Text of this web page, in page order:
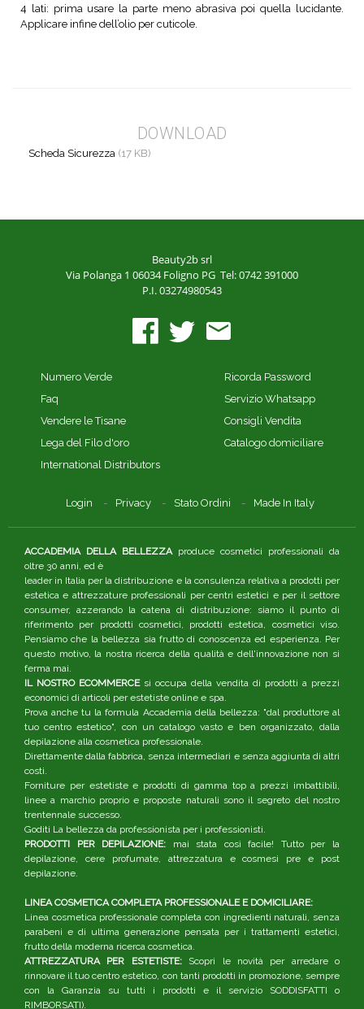
4 lati: prima usare la parte meno abrasiva poi quella lucidante.
Applicare infine dell’olio per cuticole.
DOWNLOAD
Scheda Sicurezza (17 KB)
Beauty2b srl
Via Polanga 1 06034 Foligno PG Tel: 0742 391000
P.I. 03274980543
Numero Verde
Faq
Vendere le Tisane
Lega del Filo d'oro
International Distributors
Ricorda Password
Servizio Whatsapp
Consigli Vendita
Catalogo domiciliare
Login Privacy Stato Ordini Made In Italy
ACCADEMIA DELLA BELLEZZAproduce cosmetici professionali da
oltre 30 anni, ed è
leader in Italia per la distribuzione e la consulenza relativa a prodotti per
estetica e attrezzature professionali per centri estetici e per il settore
consumer, azzerando la catena di distribuzione: siamo il punto di
riferimento per prodotti cosmetici, prodotti estetica, cosmetici viso.
Pensiamo che la bellezza sia frutto di conoscenza ed esperienza. Per
questo motivo, la nostra ricerca della qualità e dell'innovazione non si
ferma mai.
IL NOSTRO ECOMMERCEsi occupa della vendita di prodotti a prezzi
economici di articoli per estetiste online e spa.
Prova anche tu la formula Accademia della bellezza: "dal produttore al
tuo centro estetico", con un catalogo vasto e ben organizzato, dalla
depilazione alla cosmetica professionale.
Direttamente dalla fabbrica, senza intermediari e senza aggiunta di altri
costi.
Forniture per estetiste e prodotti di gamma top a prezzi imbattibili,
linee a marchio proprio e proposte naturali sono il segreto del nostro
trentennale successo.
Goditi La bellezza da professionista per i professionisti.
PRODOTTI PER DEPILAZIONE: mai stata così facile! Tutto per la
depilazione, cere profumate, attrezzatura e cosmesi pre e post
depilazione.
LINEA COSMETICA COMPLETA PROFESSIONALE E DOMICILIARE:
Linea cosmetica professionale completa con ingredienti naturali, senza
parabeni e di ultima generazione pensata per i trattamenti estetici,
frutto della moderna ricerca cosmetica.
ATTREZZATURA PER ESTETISTE:Scopri le novità per arredare o
rinnovare il tuo centro estetico, con tanti prodotti in promozione, sempre
con la Garanzia su tutti i prodotti e il servizio SODDISFATTI o
RIMBORSATI).